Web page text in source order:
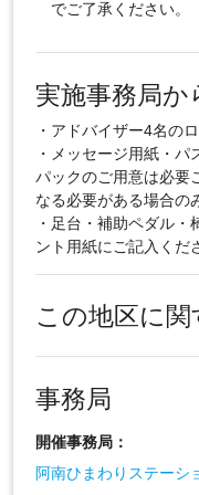
でご了承ください。
実施事務局
・アドバイザー4名の
・メッセージ用紙・
パックのご用意は必要
なる必要がある場合の
・足台・補助ペダル
ント用紙にご記入くだ
この地区に
事務局
開催事務局：
阿南ひまわりステーシ